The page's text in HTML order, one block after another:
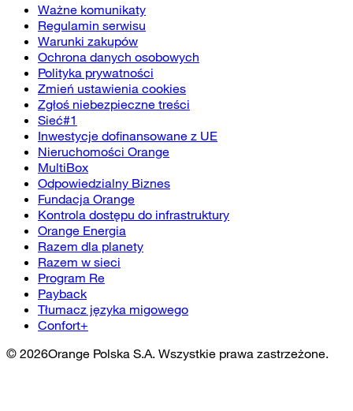
Ważne komunikaty
Regulamin serwisu
Warunki zakupów
Ochrona danych osobowych
Polityka prywatności
Zmień ustawienia cookies
Zgłoś niebezpieczne treści
Sieć#1
Inwestycje dofinansowane z UE
Nieruchomości Orange
MultiBox
Odpowiedzialny Biznes
Fundacja Orange
Kontrola dostępu do infrastruktury
Orange Energia
Razem dla planety
Razem w sieci
Program Re
Payback
Tłumacz języka migowego
Confort+
© 2026Orange Polska S.A. Wszystkie prawa zastrzeżone.